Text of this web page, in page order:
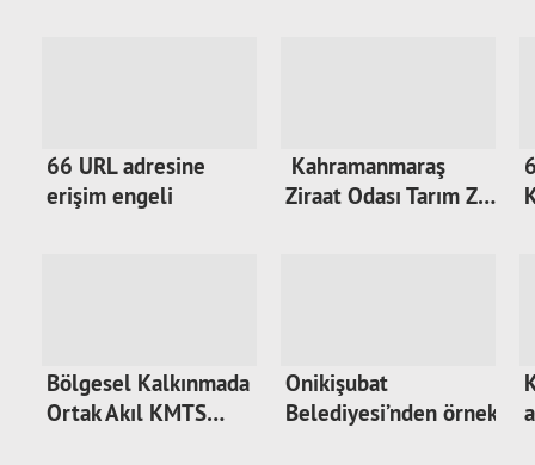
66 URL adresine
erişim engeli
Kahramanmaraş
Ziraat Odası Tarım Z…
Bölgesel Kalkınmada
Ortak Akıl KMTS…
Onikişubat
Belediyesi’nden örnek